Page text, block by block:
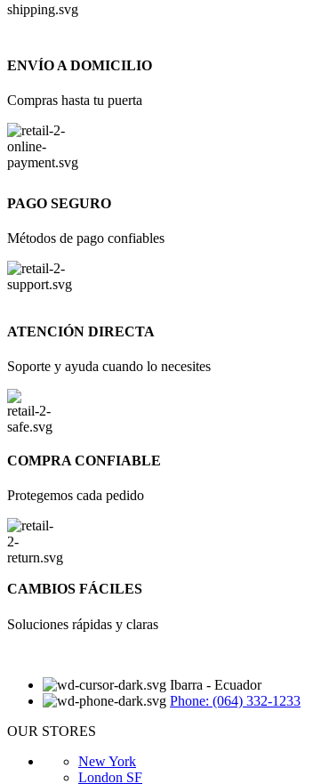
ENVÍO A DOMICILIO
Compras hasta tu puerta
PAGO SEGURO
Métodos de pago confiables
ATENCIÓN DIRECTA
Soporte y ayuda cuando lo necesites
COMPRA CONFIABLE
Protegemos cada pedido
CAMBIOS FÁCILES
Soluciones rápidas y claras
Ibarra - Ecuador
Phone: (064) 332-1233
OUR STORES
New York
London SF